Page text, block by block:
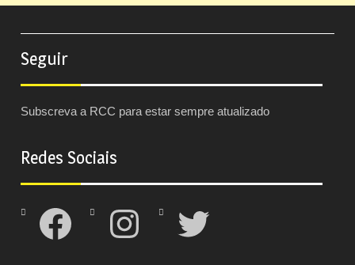
Seguir
Subscreva a RCC para estar sempre atualizado
Redes Sociais
Facebook Instagram Twitter